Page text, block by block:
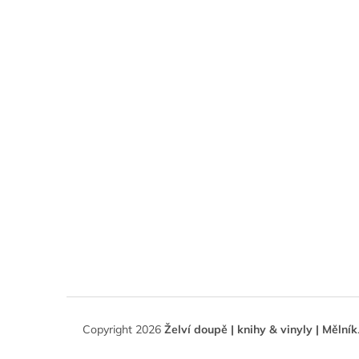
Copyright 2026 Želví doupě | knihy & vinyly | Mělník